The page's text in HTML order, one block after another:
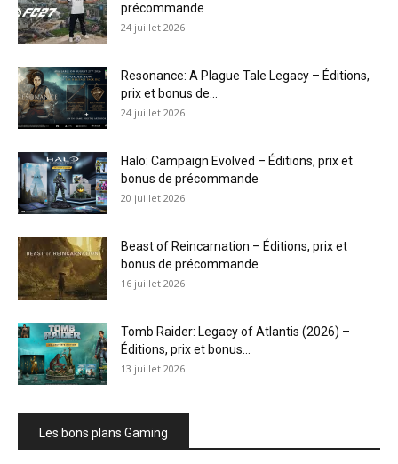
précommande
24 juillet 2026
Resonance: A Plague Tale Legacy – Éditions,
prix et bonus de...
24 juillet 2026
Halo: Campaign Evolved – Éditions, prix et
bonus de précommande
20 juillet 2026
Beast of Reincarnation – Éditions, prix et
bonus de précommande
16 juillet 2026
Tomb Raider: Legacy of Atlantis (2026) –
Éditions, prix et bonus...
13 juillet 2026
Les bons plans Gaming